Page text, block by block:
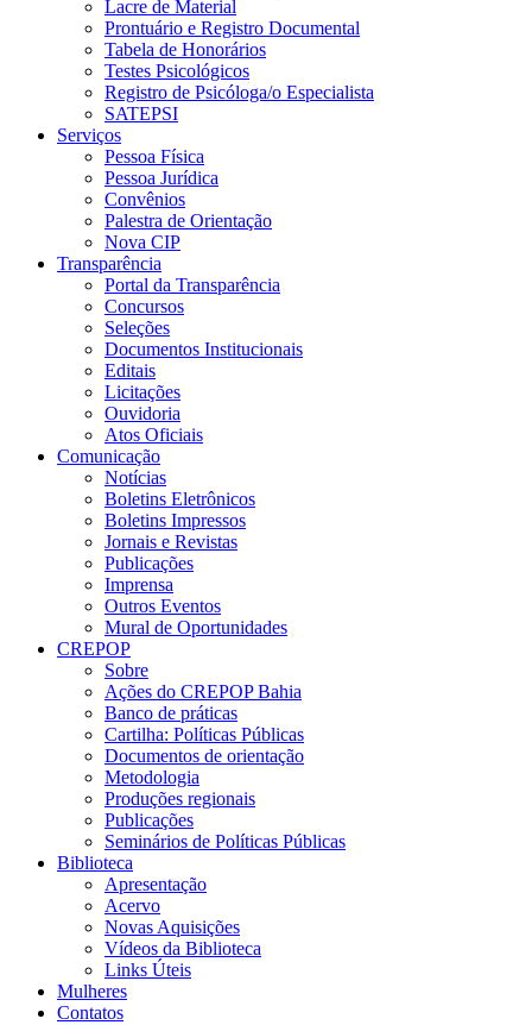
Lacre de Material
Prontuário e Registro Documental
Tabela de Honorários
Testes Psicológicos
Registro de Psicóloga/o Especialista
SATEPSI
Serviços
Pessoa Física
Pessoa Jurídica
Convênios
Palestra de Orientação
Nova CIP
Transparência
Portal da Transparência
Concursos
Seleções
Documentos Institucionais
Editais
Licitações
Ouvidoria
Atos Oficiais
Comunicação
Notícias
Boletins Eletrônicos
Boletins Impressos
Jornais e Revistas
Publicações
Imprensa
Outros Eventos
Mural de Oportunidades
CREPOP
Sobre
Ações do CREPOP Bahia
Banco de práticas
Cartilha: Políticas Públicas
Documentos de orientação
Metodologia
Produções regionais
Publicações
Seminários de Políticas Públicas
Biblioteca
Apresentação
Acervo
Novas Aquisições
Vídeos da Biblioteca
Links Úteis
Mulheres
Contatos